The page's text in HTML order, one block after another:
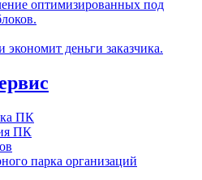
оптимизированных под
деньги заказчика.
ПК
ПК
парка организаций